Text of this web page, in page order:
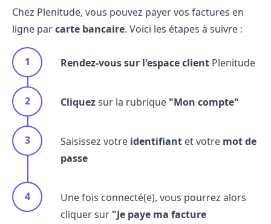
Chez Plenitude, vous pouvez payer vos factures en
ligne parcarte bancaire. Voici les étapes à suivre :
Rendez-vous sur l'espace client Plenitude
Cliquezsur la rubrique "Mon compte"
Saisissez votre identifiant et votre mot de
passe
Une fois connecté(e), vous pourrez alors
cliquer sur "Je paye ma facture